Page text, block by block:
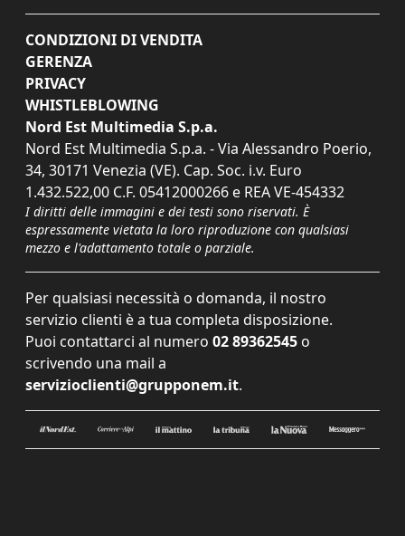
CONDIZIONI DI VENDITA
GERENZA
PRIVACY
WHISTLEBLOWING
Nord Est Multimedia S.p.a.
Nord Est Multimedia S.p.a. - Via Alessandro Poerio,
34, 30171 Venezia (VE). Cap. Soc. i.v. Euro
1.432.522,00 C.F. 05412000266 e REA VE-454332
I diritti delle immagini e dei testi sono riservati. È
espressamente vietata la loro riproduzione con qualsiasi
mezzo e l'adattamento totale o parziale.
Per qualsiasi necessità o domanda, il nostro
servizio clienti è a tua completa disposizione.
Puoi contattarci al numero 02 89362545 o
scrivendo una mail a
servizioclienti@grupponem.it.